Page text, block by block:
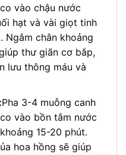
vào chậu nước
hạt và vài giọt tinh
Ngâm chân khoảng
thư giãn cơ bắp,
lưu thông máu và
Pha 3-4 muỗng canh
vào bồn tắm nước
15-20 phút.
hoa hồng sẽ giúp